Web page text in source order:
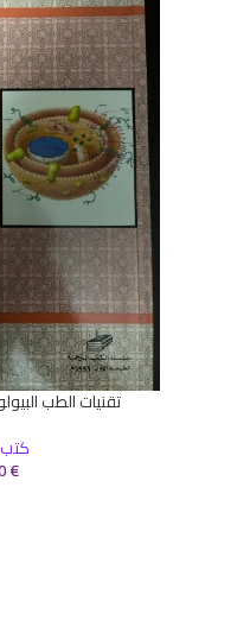
إضافة إلى السلة
تقنيات الطب
€